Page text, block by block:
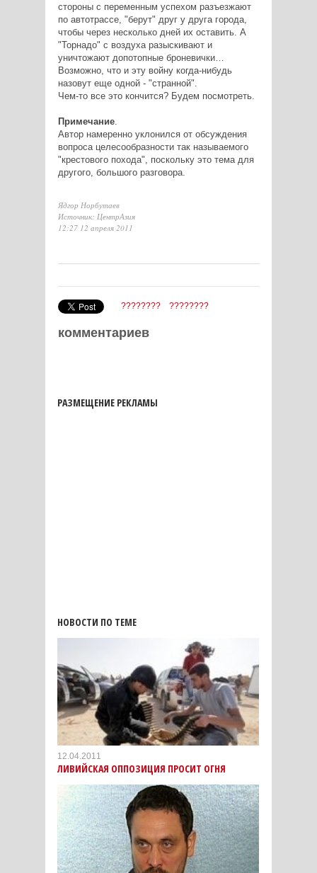
стороны с переменным успехом разъезжают
по автотрассе, "берут" друг у друга города,
чтобы через несколько дней их оставить. А
"Торнадо" с воздуха разыскивают и
уничтожают допотопные броневички…
Возможно, что и эту войну когда-нибудь
назовут еще одной - "странной".
Чем-то все это кончится? Будем посмотреть.
Примечание.
Автор намеренно уклонился от обсуждения
вопроса целесообразности так называемого
"крестового похода", поскольку это тема для
другого, большого разговора.
Ядгор Норбутаев
Источник: ЦентрАзия
12:27 12 апреля 2011
???????? ????????
комментариев
РАЗМЕЩЕНИЕ РЕКЛАМЫ
НОВОСТИ ПО ТЕМЕ
12.04.2011
ЛИВИЙСКАЯ ОППОЗИЦИЯ ПРОСИТ ОГНЯ